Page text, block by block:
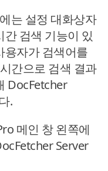
는 설정 대화상자
검색 기능이 있
용자가 검색어를
간으로 검색 결과
DocFetcher
.
메인 창 왼쪽에
Server